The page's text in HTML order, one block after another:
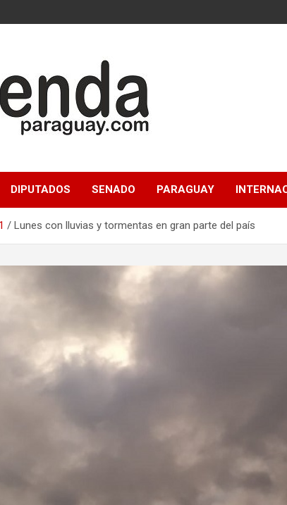
DIPUTADOS SENADO PARAGUAY
1 Lunes con lluvias y tormentas en gran parte del país